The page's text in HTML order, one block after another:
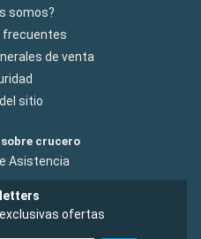
somos?
frecuentes
de venta
sitio
crucero
Asistencia
ofertas